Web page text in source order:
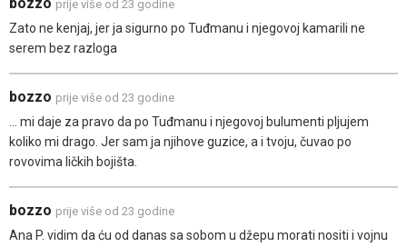
bozzo prije više od 23 godine
Zato ne kenjaj, jer ja sigurno po Tuđmanu i njegovoj kamarili ne
serem bez razloga
bozzo prije više od 23 godine
... mi daje za pravo da po Tuđmanu i njegovoj bulumenti pljujem
koliko mi drago. Jer sam ja njihove guzice, a i tvoju, čuvao po
rovovima ličkih bojišta.
bozzo prije više od 23 godine
Ana P. vidim da ću od danas sa sobom u džepu morati nositi i vojnu